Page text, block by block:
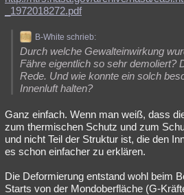
_1972018272.pdf
B-White schrieb:
Durch welche Gewalteinwirkung
Fähre eigentlich so sehr demoliert?
Rede. Und wie konnte ein solch
Innenluft halten?
Ganz einfach. Wenn man weiß, dass
zum thermischen Schutz und zum
und nicht Teil der Struktur ist, die den
es schon einfacher zu erklären.
Die Deformierung entstand wohl beim
Starts von der Mondoberfläche (G-